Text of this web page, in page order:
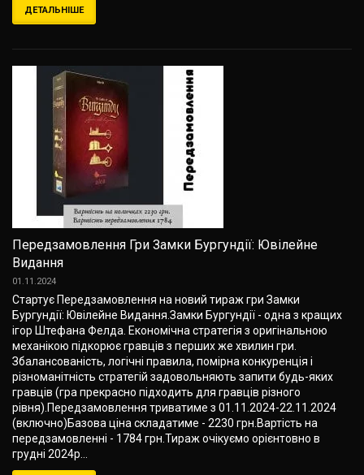
ДЕТАЛЬНІШЕ
Передзамовлення Гри Замки Бургундії: Ювілейне
Видання
01.11.2024
Стартує Передзамовлення на новий тираж гри Замки
Бургундії: Ювілейне Видання.Замки Бургундії - одна з кращих
ігор Штефана Фелда. Економічна стратегія з оригінальною
механікою підкорює гравців з перших же хвилин гри.
Збалансованість, логічні правила, помірна конкуренція і
різноманітність стратегій задовольняють запити будь-яких
гравців (гра прекрасно підходить для гравців різного
рівня).Передзамовлення триватиме з 01.11.2024-22.11.2024
(включно)Базова ціна складатиме - 2230 грн.Вартість на
передзамовленні - 1784 грн.Тираж очікуємо орієнтовно в
грудні 2024р...